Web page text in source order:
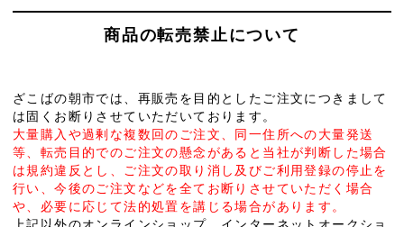
商品の転売禁止について
ざこばの朝市では、再販売を目的としたご注文につきまして
は固くお断りさせていただいております。
大量購入や過剰な複数回のご注文、同一住所への大量発送
等、転売目的でのご注文の懸念があると当社が判断した場合
は規約違反とし、ご注文の取り消し及びご利用登録の停止を
行い、今後のご注文などを全てお断りさせていただく場合
や、必要に応じて法的処置を講じる場合があります。
上記以外のオンラインショップ、インターネットオークショ